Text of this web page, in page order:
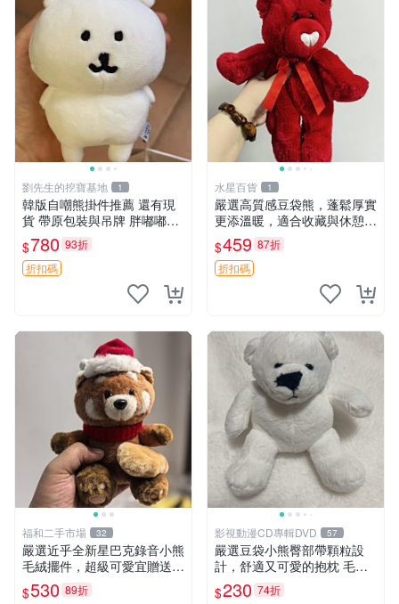
劉先生的挖寶基地 1
韓版自嘲熊掛件推薦 還有現
貨 帶原包裝與吊牌 胖嘟嘟超
可愛 毛絨手感佳 小熊掛件 自
嘲抱枕 小熊抱枕
$780 93折
折扣碼
水星百貨 1
嚴選高質感豆袋熊，蓬鬆厚實
更添溫暖，適合收藏與休憩。
前胸填充飽滿，背部亦具優雅
設計。 豆袋熊 保暖 溫柔 蓬
松
$459 87折
折扣碼
福和二手市場 32
嚴選近乎全新星巴克錄音小熊
毛絨擺件，超級可愛宜贈送掛
飾 錄音小熊 毛絨擺件 贈品
$530 89折
影視動漫CD專輯DVD 57
嚴選豆袋小熊臀部帶顆粒設
計，舒適又可愛的抱枕 毛絨
抱枕、臀部按摩、坐墊
$230 74折